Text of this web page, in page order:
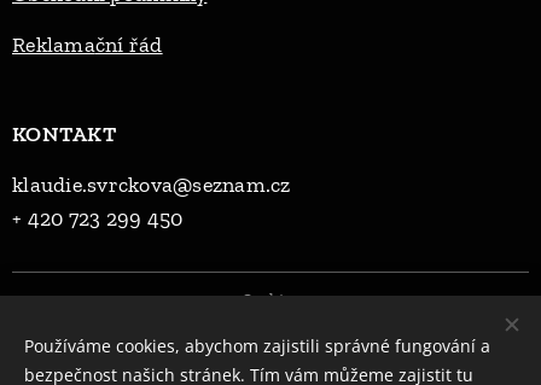
Reklamační řád
KONTAKT
klaudie.svrckova@seznam.cz
+ 420 723 299 450
Cookies
Jazyky
Používáme cookies, abychom zajistili správné fungování a
bezpečnost našich stránek. Tím vám můžeme zajistit tu